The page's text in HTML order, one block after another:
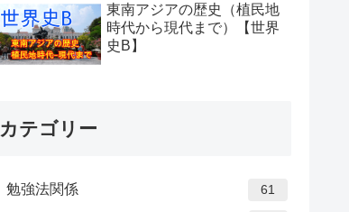
東南アジアの歴史（植民地
時代から現代まで）【世界
史B】
カテゴリー
勉強法関係 61